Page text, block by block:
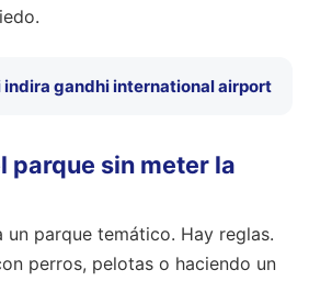
indira gandhi international airport
parque sin meter la
un parque temático. Hay reglas.
perros, pelotas o haciendo un